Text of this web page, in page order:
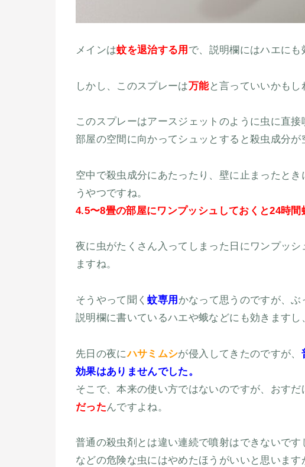
メインは蚊を退治する用 で、説明欄にはハエにも
しかし、このスプレーは万能と言っていいかもし
このスプレーはアースジェットのように虫に直接
部屋の空間に向かってシュッとすると殺虫成分が
空中で殺虫成分にあたったり、壁に止まったと
うやつですね。
4.5〜8畳の部屋にワンプッシュしておくと24時
夜に虫がたくさん入ってしまった日にワンプッ
ますね。
そうやって聞く蚊専用 かなって思うのですが、ぶ
説明欄に書いているハエや蛾などにも効きますし
先日の夜にハサミムシが侵入してきたのですが、
効果はありませんでした。
そこで、本来の使い方ではないのですが、おすだ
だったんですよね。
普通の殺虫剤とは違い連続で噴射はできないで
などの危険な虫にはやめたほうがいいと思います